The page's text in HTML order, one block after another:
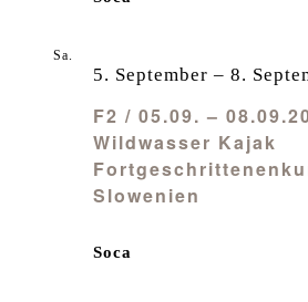
Sa.
F2 / 05.09. –
Wildwasser Kajak
Slowenien
5. September – 8.
Soca